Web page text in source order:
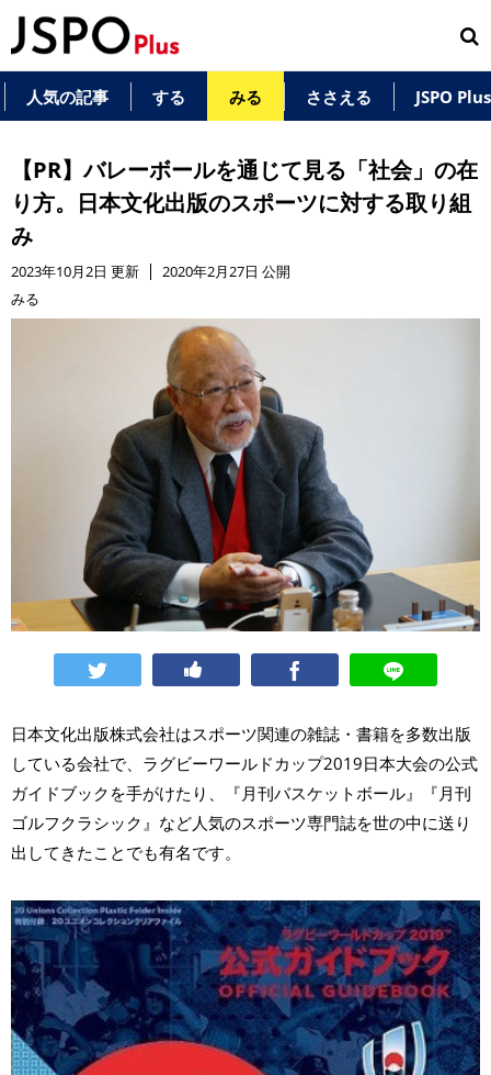
人気の記事 する みる ささえる JSPO
【PR】バレーボールを通じて見る「社会」の在
り方。日本文化出版のスポーツに対する取り組
み
2023年10月2日 更新
2020年2月27日 公開
みる
日本文化出版株式会社はスポーツ関連の雑誌・書籍を多数出版
している会社で、ラグビーワールドカップ2019日本大会の公式
ガイドブックを手がけたり、『月刊バスケットボール』『月刊
ゴルフクラシック』など人気のスポーツ専門誌を世の中に送り
出してきたことでも有名です。